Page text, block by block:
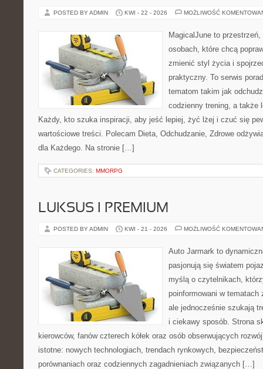
POSTED BY ADMIN KWI - 22 - 2026 MOŻLIWOŚĆ
MagicalJune to
osobach, które chcą
zmienić styl życia i
praktyczny. To serwis
tematom takim jak
codzienny trening, a także
Każdy, kto szuka inspiracji, aby jeść lepiej, żyć lżej i czuć się
wartościowe treści. Polecam Dieta, Odchudzanie, Zdrowe
dla Każdego. Na stronie […]
CATEGORIES: MMORPG
LUKSUS I PREMIUM
POSTED BY ADMIN KWI - 21 - 2026 MOŻLIWOŚĆ
Auto Jarmark to
pasjonują się światem
myślą o czytelnikach,
poinformowani w
ale jednocześnie szukają
i ciekawy sposób. Strona
kierowców, fanów czterech kółek oraz osób obserwujących
istotne: nowych technologiach, trendach rynkowych,
porównaniach oraz codziennych zagadnieniach związanych […]